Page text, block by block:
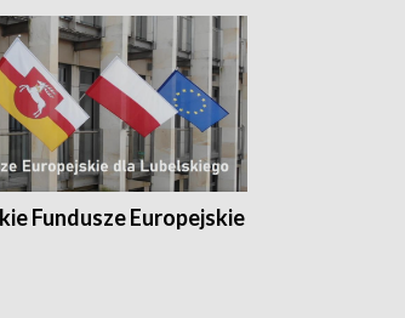
Fundusze Europejskie